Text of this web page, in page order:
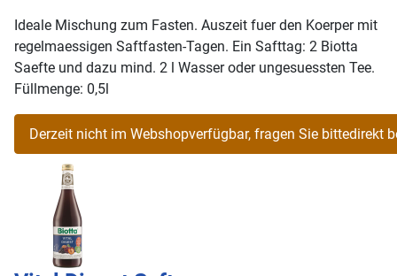
Ideale Mischung zum Fasten. Auszeit fuer den Koerper mit
regelmaessigen Saftfasten-Tagen. Ein Safttag: 2 Biotta
Saefte und dazu mind. 2 l Wasser oder ungesuessten Tee.
Füllmenge: 0,5l